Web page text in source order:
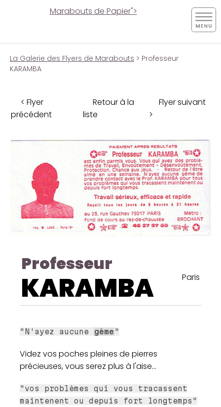
Marabouts de Papier">
La Galerie des Flyers de Marabouts > Professeur
KARAMBA
< Flyer
précédent
Retour à la
liste
Flyer suivant
>
Professeur
KARAMBA Paris
"N'ayez aucune gème "
Videz vos poches pleines de pierres
précieuses, vous serez plus à l'aise...
"vos problèmes qui vous tracassent
maintenent ou depuis fort longtemps"